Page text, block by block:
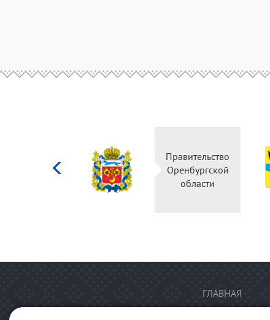
Правительство
Оренбургской
области
ГЛАВНАЯ